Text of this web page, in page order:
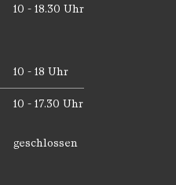
10 - 18.30 Uhr
10 - 18 Uhr
10 - 17.30 Uhr
geschlossen